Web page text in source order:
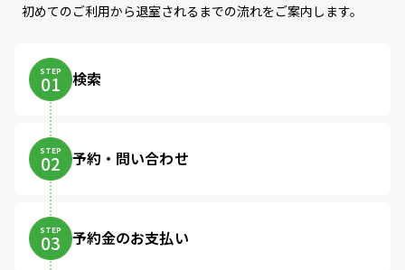
初めてのご利用から退室されるまでの流れをご案内します。
STEP
01 検索
STEP
02 予約・問い合わせ
STEP
03 予約金のお支払い